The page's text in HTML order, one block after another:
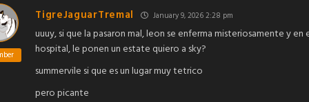
TigreJaguarTremal January 9, 2026 2:28 pm
uuuy, si que la pasaron mal, leon se enferma misteriosamente y en
hospital, le ponen un estate quiero a sky?
summervile si que es un lugar muy tetrico
pero picante